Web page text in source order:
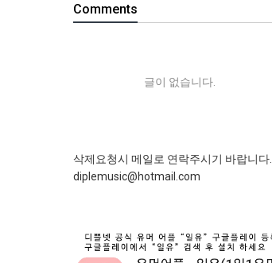
Comments
글이 없습니다.
삭제요청시 메일로 연락주시기 바랍니다.
diplemusic@hotmail.com